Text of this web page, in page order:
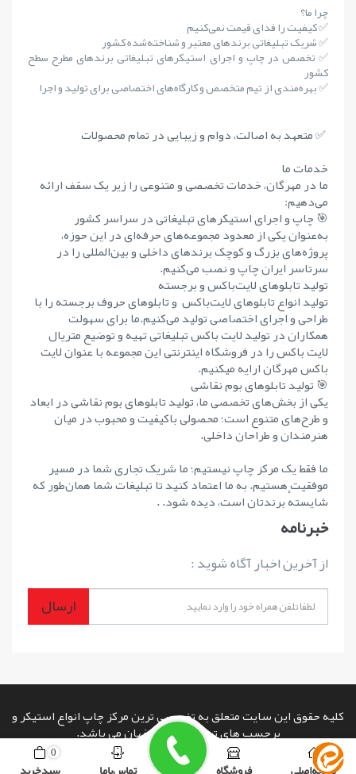
چرا ما؟
✅ کیفیت را فدای قیمت نمی‌کنیم
✅ شریک تبلیغاتی برندهای معتبر و شناخته‌شده کشور
✅ تخصص در چاپ و اجرای استیکرهای تبلیغاتی برندهای مطرح سطح
کشور
✅ بهره‌مندی از تیم متخصص و کارگاه‌های اختصاصی برای تولید و اجرا
✅ متعهد به اصالت، دوام و زیبایی در تمام محصولات
خدمات ما
ما در مهرگان، خدمات تخصصی و متنوعی را زیر یک سقف ارائه
می‌دهیم:
🎯 چاپ و اجرای استیکرهای تبلیغاتی در سراسر کشور
به‌عنوان یکی از معدود مجموعه‌های حرفه‌ای در این حوزه،
پروژه‌های بزرگ و کوچک برندهای داخلی و بین‌المللی را در
سرتاسر ایران چاپ و نصب می‌کنیم.
تولید تابلوهای لایت‌باکس و برجسته
تولید انواع تابلوهای لایت‌باکس و تابلوهای حروف برجسته را با
طراحی و اجرای اختصاصی تولید می‌کنیم.ما برای سهولت
همکاران در تولید لایت باکس تبلیغاتی تهیه و توضیع متریال
لایت باکس را در فروشگاه اینترنتی این مجموعه با عنوان لایت
باکس مهرگان ارایه میکنیم.
🎯 تولید تابلوهای بوم نقاشی
یکی از بخش‌های تخصصی ما، تولید تابلوهای بوم نقاشی در ابعاد
و طرح‌های متنوع است؛ محصولی باکیفیت و محبوب در میان
هنرمندان و طراحان داخلی.
ما فقط یک مرکز چاپ نیستیم؛ ما شریک تجاری شما در مسیر
موفقیت هستیم. به ما اعتماد کنید تا تبلیغات شما همان‌طور که
شایستهٔ برندتان است، دیده شود. .
خبرنامه
از آخرین اخبار آگاه شوید :
ارسال
کلیه حقوق این سایت متعلق به تخصصی ترین مرکز چاپ انواع استیکر و
برچسب های تبلیغاتی در اصفهان می باشد.
copyright © 2026 powered by www.rashinweb.com